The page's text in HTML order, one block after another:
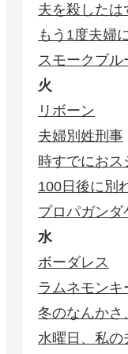
夫を殺したは
もう1度夫婦
スモークブ
火
リボーン
夫婦別姓刑事
時すでにおス
100日後に別
プロパガンダ
水
ボーダレス
ラムネモンキ
冬のなんかさ
水曜日、私の